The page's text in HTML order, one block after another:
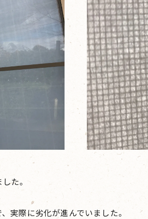
た。
実際に劣化が進んでいました。